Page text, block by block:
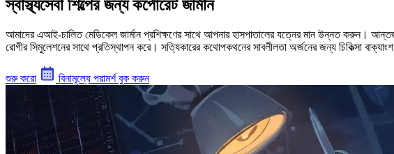
স্বাস্থ্যসেবা শিল্পের জন্য কর্পোরেট জার্মান
আমাদের এআই-চালিত মেডিকেল জার্মান প্রশিক্ষণের সাথে আপনার হাসপাতালের যত্নের মান উন্নত করুন।
রোগীর সিমুলেশনের সাথে প্রতিস্থাপন করে। সত্যিকারের কথোপকথনের সাবলীলতা অর্জনের জন্য চিকিত্সা
শুরু করো বিনামূল্যে পরামর্শ বুক করুন